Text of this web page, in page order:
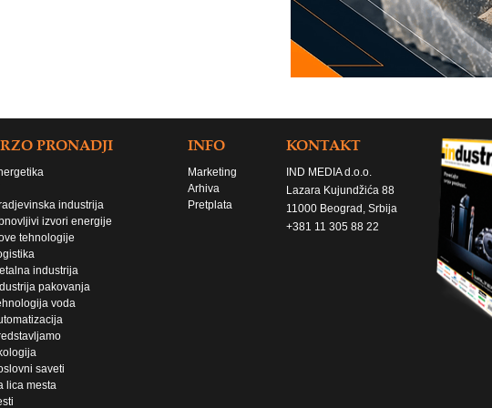
PRONADJI
industrija
izvori energije
tehnologije
industrija
pakovanja
voda
saveti
lica mesta
INFO
Marketing
Arhiva
Pretplata
KONTAKT
IND MEDIA d.o.o.
Lazara Kujundžića 88
11000 Beograd, Srbija
+381 11 305 88 22